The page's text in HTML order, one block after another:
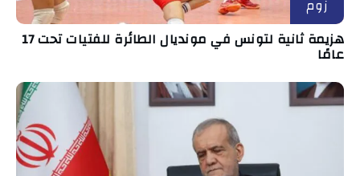
زوم
هزيمة ثانية لتونس في مونديال الطائرة للفتيات تحت 17
عامًا